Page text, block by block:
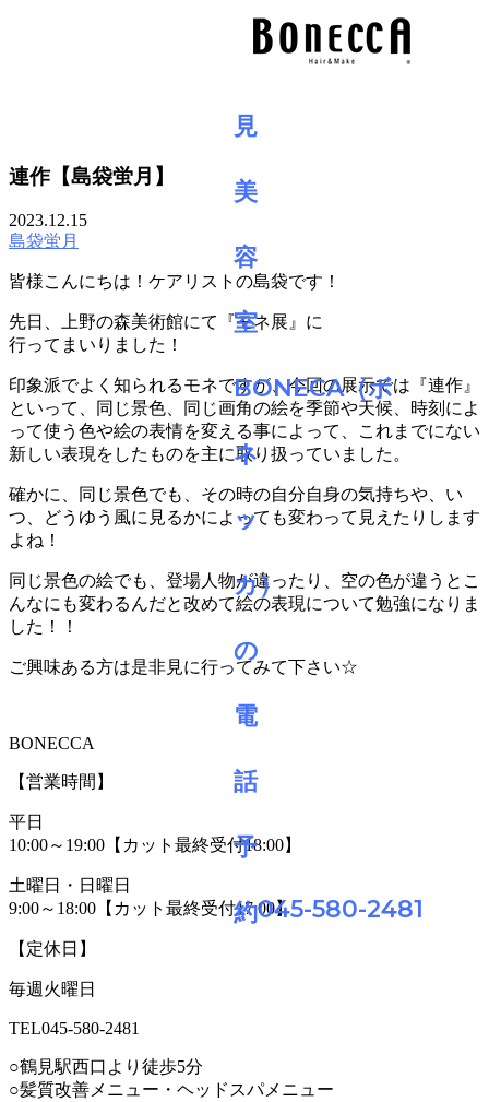
045-580-2481
BLOG
連作【島袋蛍月】
2023.12.15
島袋蛍月
皆様こんにちは！ケアリストの島袋です！
先日、上野の森美術館にて『モネ展』に
行ってまいりました！
印象派でよく知られるモネですが、今回の展示では『連作』
といって、同じ景色、同じ画角の絵を季節や天候、時刻によ
って使う色や絵の表情を変える事によって、これまでにない
新しい表現をしたものを主に取り扱っていました。
確かに、同じ景色でも、その時の自分自身の気持ちや、い
つ、どうゆう風に見るかによっても変わって見えたりします
よね！
同じ景色の絵でも、登場人物が違ったり、空の色が違うとこ
んなにも変わるんだと改めて絵の表現について勉強になりま
した！！
ご興味ある方は是非見に行ってみて下さい☆
BONECCA
【営業時間】
平日
10:00～19:00【カット最終受付18:00】
土曜日・日曜日
9:00～18:00【カット最終受付17:00】
【定休日】
毎週火曜日
TEL045-580-2481
○鶴見駅西口より徒歩5分
○髪質改善メニュー・ヘッドスパメニュー